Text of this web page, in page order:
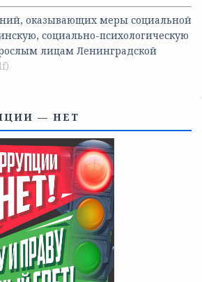
оказывающих меры социальной
социально-психологическую